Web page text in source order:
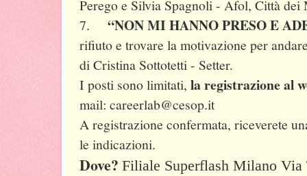
Perego e Silvia Spagnoli - Afol, Città dei
7. “NON MI HANNO PRESO E
rifiuto e trovare la motivazione per
di Cristina Sottotetti - Setter.
I posti sono limitati, la registrazione al
mail: careerlab@cesop.it
A registrazione confermata, riceverete
le indicazioni.
Dove? Filiale Superflash Milano Via